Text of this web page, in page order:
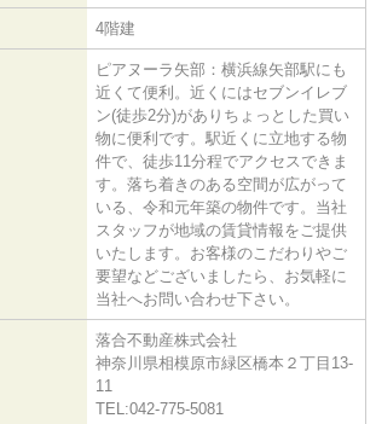
4階建
ピアヌーラ矢部：横浜線矢部駅にも
近くて便利。近くにはセブンイレブ
ン(徒歩2分)がありちょっとした買い
物に便利です。駅近くに立地する物
件で、徒歩11分程でアクセスできま
す。落ち着きのある空間が広がって
いる、令和元年築の物件です。当社
スタッフが地域の賃貸情報をご提供
いたします。お客様のこだわりやご
要望などございましたら、お気軽に
当社へお問い合わせ下さい。
落合不動産株式会社
神奈川県相模原市緑区橋本２丁目13-
11
TEL:042-775-5081